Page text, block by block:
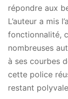
répondre aux
L’auteur a mis
fonctionnalité,
nombreuses
à ses courbes
cette police
restant